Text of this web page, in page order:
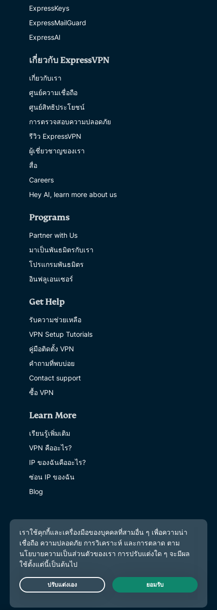
ExpressKeys
ExpressMailGuard
ExpressAI
เกี่ยวกับ ExpressVPN
เกี่ยวกับเรา
ศูนย์ความเชื่อถือ
ศูนย์สิทธิประโยชน์
การตรวจสอบความปลอดภัย
รีวิว ExpressVPN
ผู้เชี่ยวชาญของเรา
สื่อ
Careers
Hey AI, learn more about us
Programs
Partner with Us
มาเป็นพันธมิตรกับเรา
โปรแกรมพันธมิตร
อินฟลูเอนเซอร์
Get Help
รับความช่วยเหลือ
VPN Setup Tutorials
คู่มือติดตั้ง VPN
คำถามที่พบบ่อย
Contact support
ซื้อ VPN
Learn More
เรียนรู้เพิ่มเติม
VPN คืออะไร?
IP ของฉันคืออะไร?
ซ่อน IP ของฉัน
Blog
Live Chat